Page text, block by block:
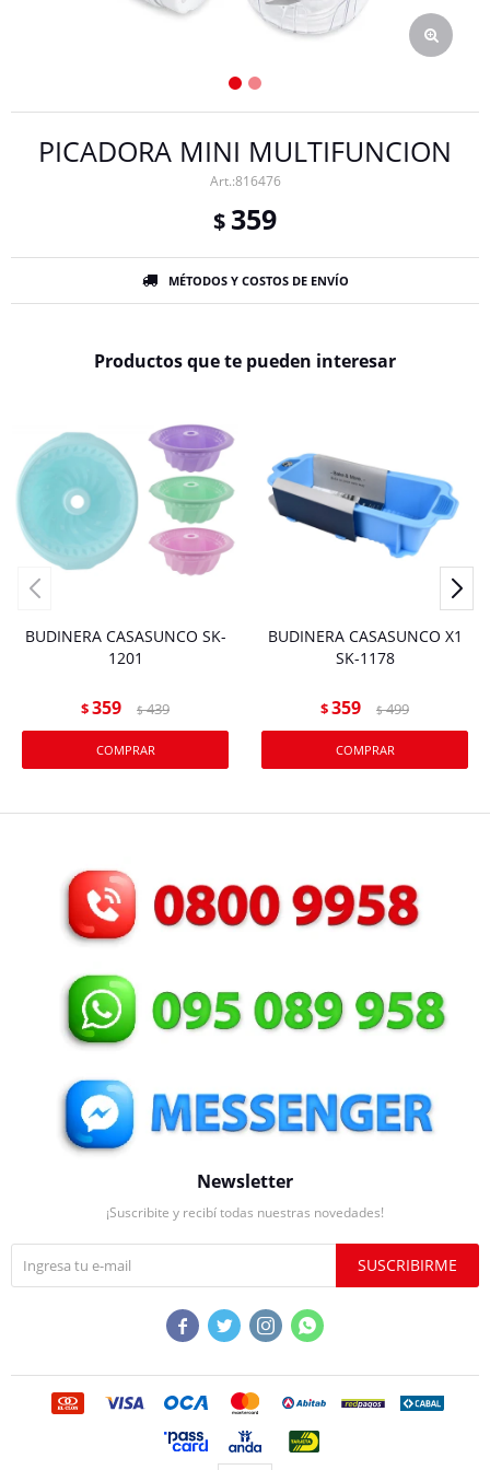
PICADORA MINI MULTIFUNCION
816476
$ 359
MÉTODOS Y COSTOS DE ENVÍO
Productos que te pueden interesar
BUDINERA CASASUNCO SK-
1201
$359 $ 439
BUDINERA CASASUNCO X1
SK-1178
$359 $ 499
Newsletter
¡Suscribite y recibí todas nuestras novedades!
SUSCRIBIRME
   